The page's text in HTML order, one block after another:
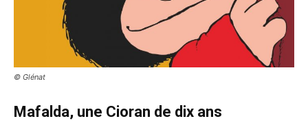
© Glénat
Mafalda, une Cioran de dix ans